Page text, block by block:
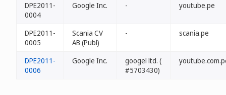
DPE2011-
0004
Google Inc. - youtube.pe
DPE2011-
0005
Scania CV
AB (Publ)
- scania.pe
DPE2011-
0006
Google Inc.
googel ltd. (
#5703430)